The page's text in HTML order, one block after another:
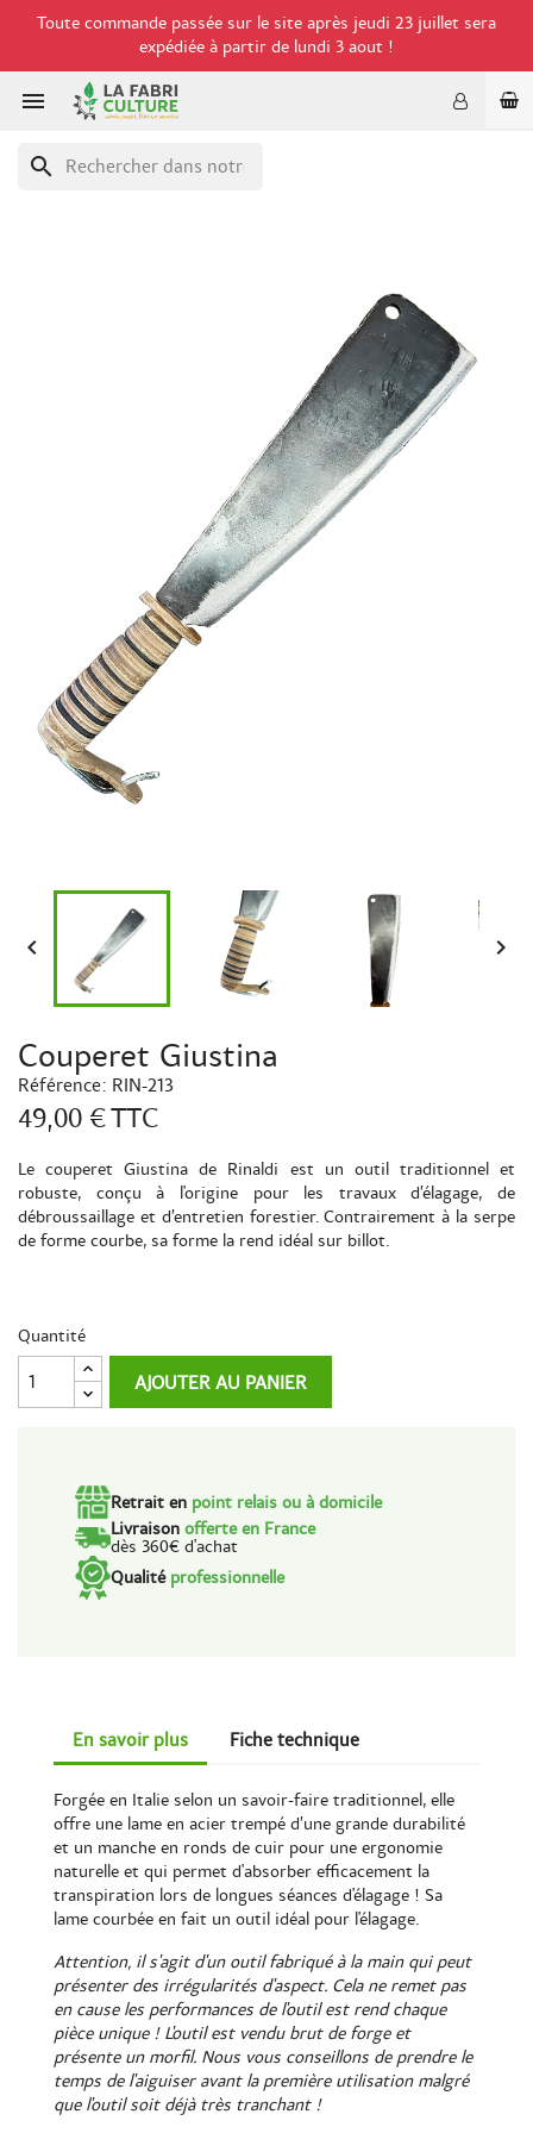
Toute commande passée sur le site après jeudi 23 juillet sera
expédiée à partir de lundi 3 aout !

search
 
Couperet Giustina
Référence: RIN-213
49,00 €TTC
Le couperet Giustina de Rinaldi est un outil traditionnel et
robuste, conçu à l'origine pour les travaux d’élagage, de
débroussaillage et d’entretien forestier. Contrairement à la serpe
de forme courbe, sa forme la rend idéal sur billot.
Quantité
AJOUTER AU PANIER
Retrait en point relais ou à domicile
Livraison offerte en France
dès 360€ d'achat
Qualité professionnelle
En savoir plus Fiche technique
Forgée en Italie selon un savoir-faire traditionnel, elle
offre une lame en acier trempé d’une grande durabilité
et un manche en ronds de cuir pour une ergonomie
naturelle et qui permet d'absorber efficacement la
transpiration lors de longues séances d'élagage ! Sa
lame courbée en fait un outil idéal pour l'élagage.
Attention, il s'agit d'un outil fabriqué à la main qui peut
présenter des irrégularités d'aspect. Cela ne remet pas
en cause les performances de l'outil est rend chaque
pièce unique ! L'outil est vendu brut de forge et
présente un morfil. Nous vous conseillons de prendre le
temps de l'aiguiser avant la première utilisation malgré
que l'outil soit déjà très tranchant !